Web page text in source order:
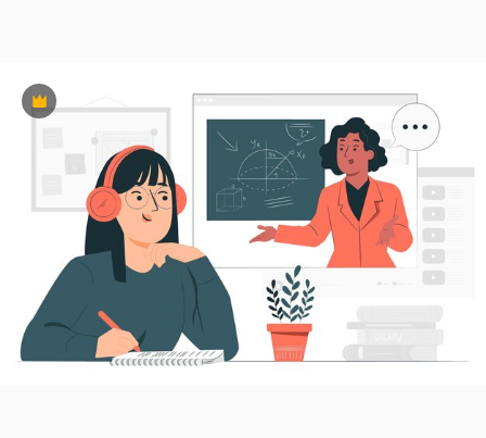
Premium